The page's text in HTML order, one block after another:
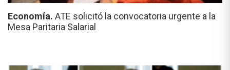
Economía. ATE solicitó la convocatoria urgente a la
Mesa Paritaria Salarial